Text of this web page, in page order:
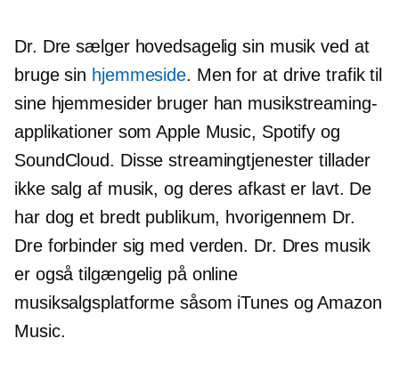
Dr. Dre sælger hovedsagelig sin musik ved at
bruge sin hjemmeside. Men for at drive trafik til
sine hjemmesider bruger han musikstreaming-
applikationer som Apple Music, Spotify og
SoundCloud. Disse streamingtjenester tillader
ikke salg af musik, og deres afkast er lavt. De
har dog et bredt publikum, hvorigennem Dr.
Dre forbinder sig med verden. Dr. Dres musik
er også tilgængelig på online
musiksalgsplatforme såsom iTunes og Amazon
Music.